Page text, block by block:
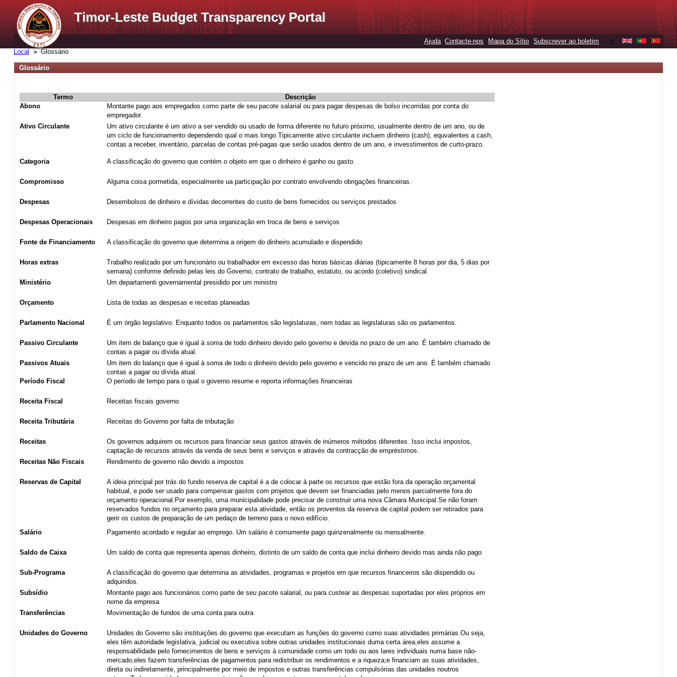
Timor-Leste Budget Transparency Portal
Ajuda Contacte-nos Mapa do Sítio Subscrever ao boletim
Local Glossário
Glossário
Termo
Descrição
Abono
Montante pago aos empregados como parte de seu pacote salarial ou para pagar despesas de bolso incorridas por conta do
empregador.
Ativo Circulante
Um ativo circulante é um ativo a ser vendido ou usado de forma diferente no futuro próximo, usualmente dentro de um ano, ou de
um ciclo de funcionamento dependendo qual o mais longo.Tipicamente ativo circulante incluem dinheiro (cash), equvalentes a cash,
contas a receber, inventário, parcelas de contas pré-pagas que serão usados dentro de um ano, e invesstimentos de curto-prazo.
Categoria A classificação do governo que contém o objeto em que o dinheiro é ganho ou gasto.
Compromisso Alguma coisa pormetida, especialmente ua participação por contrato envolvendo obrigações financeiras.
Despesas Desembolsos de dinheiro e dívidas decorrentes do custo de bens fornecidos ou serviços prestados
Despesas Operacionais Despesas em dinheiro pagos por uma organização em troca de bens e serviços
Fonte de Financiamento A classificação do governo que determina a origem do dinheiro acumulado e dispendido
Horas extras
Trabalho realizado por um funcionário ou trabalhador em excesso das horas básicas diárias (tipicamente 8 horas por dia, 5 dias por
semana) conforme definido pelas leis do Governo, contrato de trabalho, estatuto, ou acordo (coletivo) sindical.
Ministério
Um departamenti governamental presidido por um ministro
Orçamento Lista de todas as despesas e receitas planeadas
Parlamento Nacional É um órgão legislativo. Enquanto todos os parlamentos são legislaturas, nem todas as legislaturas são os parlamentos.
Passivo Circulante
Um item de balanço que é igual à soma de todo dinheiro devido pelo governo e devida no prazo de um ano. É também chamado de
contas a pagar ou dívida atual.
Passivos Atuais
Um item do balanço que é igual à soma de todo o dinheiro devido pelo governo e vencido no prazo de um ano. É também chamado
contas a pagar ou dívida atual.
Período Fiscal
O período de tempo para o qual o governo resume e reporta informações financeiras
Receita Fiscal Receitas fiscais governo
Receita Tributária Receitas do Governo por falta de tributação
Receitas
Os governos adquirem os recursos para financiar seus gastos através de inúmeros métodos diferentes. Isso inclui impostos,
captação de recursos através da venda de seus bens e serviços e através da contracção de empréstimos.
Receitas Não Fiscais
Rendimento de governo não devido a impostos
Reservas de Capital
A ideia principal por trás do fundo reserva de capital é a de colocar à parte os recursos que estão fora da operação orçamental
habitual, e pode ser usado para compensar gastos com projetos que devem ser financiadas pelo menos parcialmente fora do
orçamento operacional.Por exemplo, uma municipalidade pode precisar de construir uma nova Câmara Municipal.Se não foram
reservados fundos no orçamento para preparar esta atividade, então os proventos da reserva de capital podem ser retirados para
gerir os custos de preparação de um pedaço de terreno para o novo edifício.
Salário
Pagamento acordado e regular ao emprego. Um salário é comumente pago quinzenalmente ou mensalmente.
Saldo de Caixa Um saldo de conta que representa apenas dinheiro, distinto de um saldo de conta que inclui dinheiro devido mas ainda não pago
Sub-Programa
A classificação do governo que determina as atividades, programas e projetos em que recursos financeiros são dispendido ou
adquiridos.
Subsídio
Montante pago aos funcionários como parte de seu pacote salarial, ou para custear as despesas suportadas por eles próprios em
nome da empresa
Transferências
Movimentação de fundos de uma conta para outra
Unidades do Governo
Unidades do Governo são instituições do governo que executam as funções do governo como suas atividades primárias.Ou seja,
eles têm autoridade legislativa, judicial ou executiva sobre outras unidades institucionais duma certa área;eles assume a
responsabilidade pelo fornecimentos de bens e serviços à comunidade como um todo ou aos lares individuais numa base não-
mercado;eles fazem transferências de pagamentos para redistribuir os rendimentos e a riqueza;e financiam as suas atividades,
direta ou indiretamente, principalmente por meio de impostos e outras transferências compulsórias das unidades noutros